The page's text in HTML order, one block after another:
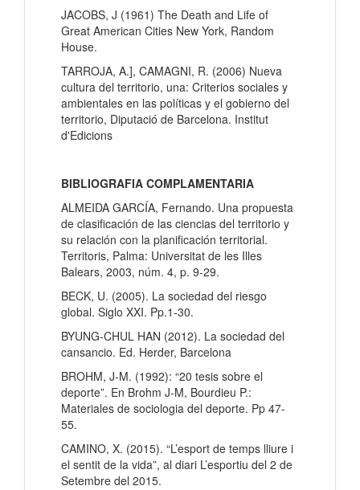
JACOBS, J (1961) The Death and Life of
Great American Cities New York, Random
House.
TARROJA, A.], CAMAGNI, R. (2006) Nueva
cultura del territorio, una: Criterios sociales y
ambientales en las políticas y el gobierno del
territorio, Diputació de Barcelona. Institut
d'Edicions
BIBLIOGRAFIA COMPLAMENTARIA
ALMEIDA GARCÍA, Fernando. Una propuesta
de clasificación de las ciencias del territorio y
su relación con la planificación territorial.
Territoris, Palma: Universitat de les Illes
Balears, 2003, núm. 4, p. 9-29.
BECK, U. (2005). La sociedad del riesgo
global. Siglo XXI. Pp.1-30.
BYUNG-CHUL HAN (2012). La sociedad del
cansancio. Ed. Herder, Barcelona
BROHM, J-M. (1992): “20 tesis sobre el
deporte”. En Brohm J-M, Bourdieu P.:
Materiales de sociologia del deporte. Pp 47-
55.
CAMINO, X. (2015). “L’esport de temps lliure i
el sentit de la vida”, al diari L’esportiu del 2 de
Setembre del 2015.